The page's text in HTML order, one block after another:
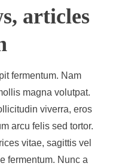
articles
fermentum. Nam
magna volutpat.
viverra, eros
arcu felis sed tortor.
vitae, sagittis vel
fermentum. Nunc a